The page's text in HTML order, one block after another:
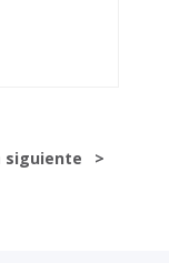
siguiente >